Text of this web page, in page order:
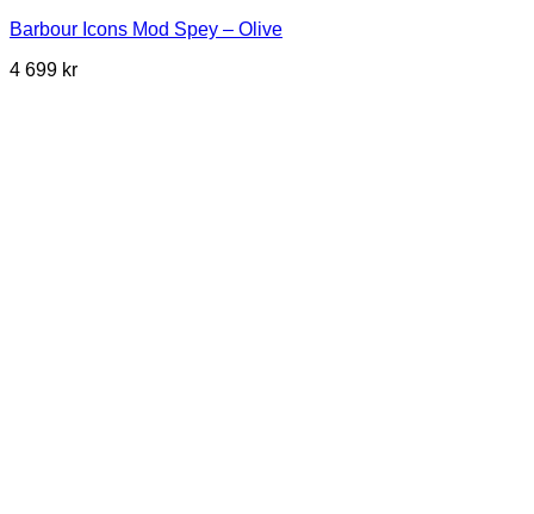
Barbour Icons Mod Spey – Olive
4 699 kr